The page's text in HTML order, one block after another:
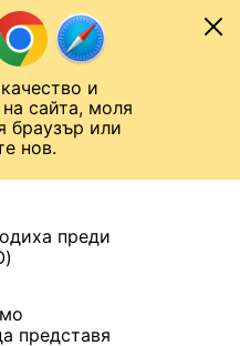
и
сайта, моля
браузър или
нов.
преди
представя